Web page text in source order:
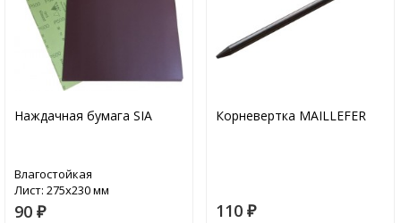
Наждачная бумага SIA
Влагостойкая
Лист: 275х230 мм
90 ₽
Корневертка MAILLEFER
110 ₽